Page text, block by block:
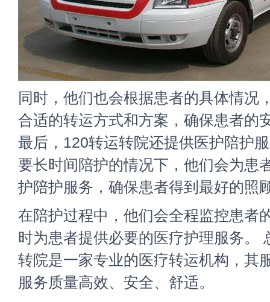
同时，他们也会根据患者的具体情况
合适的转运方式和方案，确保患者的
最后，120转运转院还提供医护陪护
要长时间陪护的情况下，他们会为患
护陪护服务，确保患者得到最好的照
在陪护过程中，他们会全程监控患者
时为患者提供必要的医疗护理服务。
转院是一家专业的医疗转运机构，其
服务质量高效、安全、舒适。